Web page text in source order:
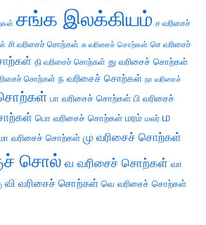
சங்க இலக்கியம் ச வரிசைச்
சி வரிசைச் சொற்கள் சு வரிசைச் சொற்கள் செ வரிசைச்
தி வரிசைச் சொற்கள் து வரிசைச் சொற்கள்
சொற்கள் ந வரிசைச் சொற்கள் நா வரிசைச்
சொற்கள் பா வரிசைச் சொற்கள் பி வரிசைச்
பொ வரிசைச் சொற்கள் மரம் மலர் ம
வரிசைச் சொற்கள் மு வரிசைச் சொற்கள்
சொல் வ வரிசைச் சொற்கள் வா
வி வரிசைச் சொற்கள் வெ வரிசைச் சொற்கள்